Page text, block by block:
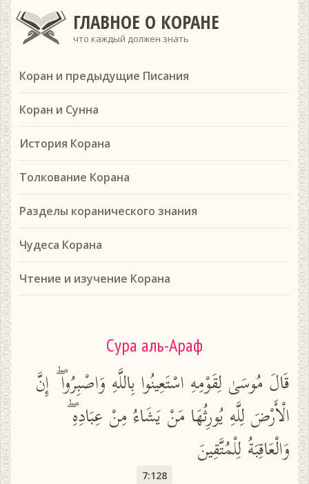
ГЛАВНОЕ О КОРАНЕ
что каждый должен знать
Коран и предыдущие Писания
Коран и Сунна
История Корана
Толкование Корана
Разделы коранического знания
Чудеса Корана
Чтение и изучение Корана
Сура аль-Араф
قَالَ مُوسَىٰ لِقَوْمِهِ اسْتَعِينُوا بِاللَّهِ وَاصْبِرُوا ۖ إِنَّ
الْأَرْضَ لِلَّهِ يُورِثُهَا مَنْ يَشَاءُ مِنْ عِبَادِهِ ۖ
وَالْعَاقِبَةُ لِلْمُتَّقِينَ
7:128